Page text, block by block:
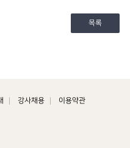
목록
강사채용 이용약관